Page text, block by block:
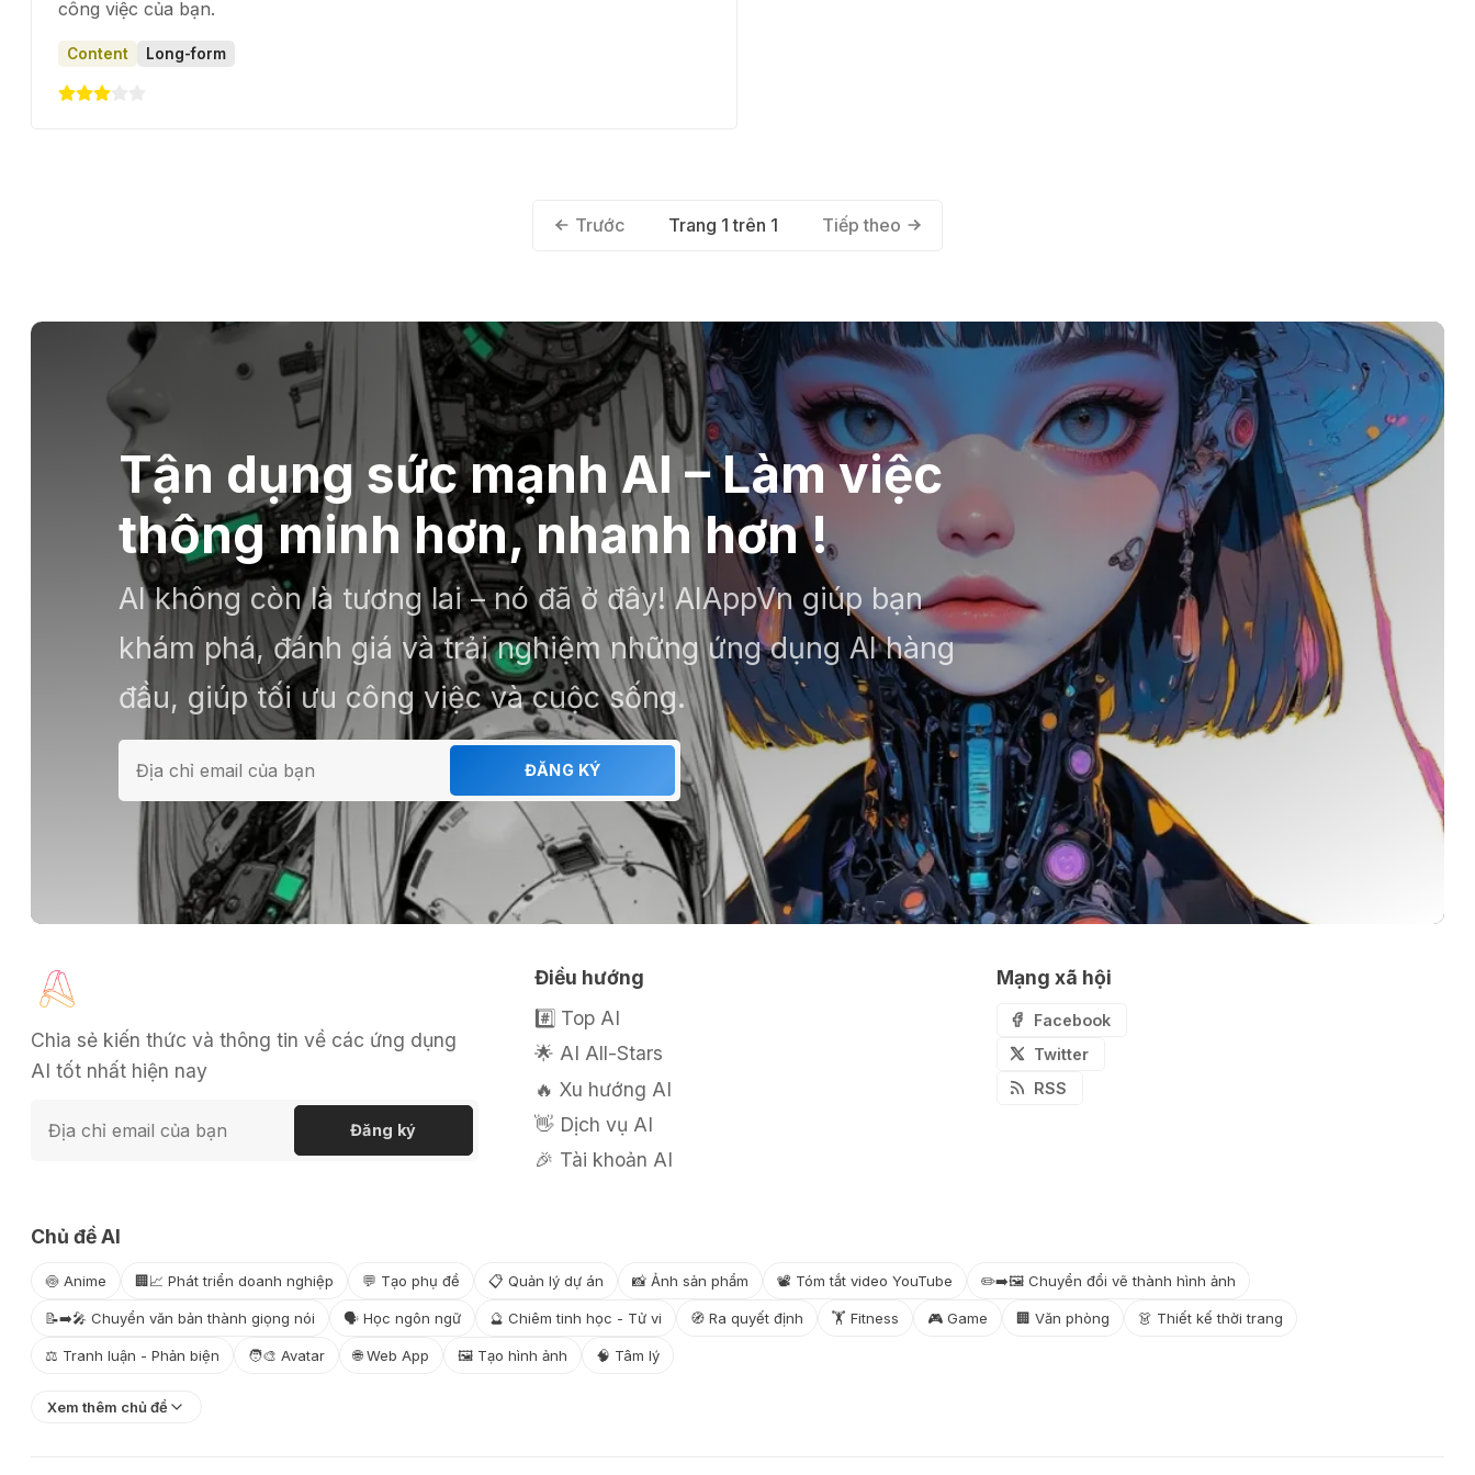
công việc của bạn.
Content Long-form
Trước Trang 1 trên 1 Tiếp theo
Tận dụng sức mạnh AI – Làm việc
thông minh hơn, nhanh hơn !
AI không còn là tương lai – nó đã ở đây! AIAppVn giúp bạn
khám phá, đánh giá và trải nghiệm những ứng dụng AI hàng
đầu, giúp tối ưu công việc và cuộc sống.
ĐĂNG KÝ
Chia sẻ kiến thức và thông tin về các ứng dụng
AI tốt nhất hiện nay
Đăng ký
Điều hướng
#️⃣ Top AI
🌟 AI All-Stars
🔥 Xu hướng AI
👋 Dịch vụ AI
🎉 Tài khoản AI
Mạng xã hội
Facebook
Twitter
RSS
Chủ đề AI
🍥 Anime 🏢📈 Phát triển doanh nghiệp 💬 Tạo phụ đề 📋 Quản lý dự án 📸 Ảnh sản phẩm 📽️ Tóm tắt video YouTube ✏️➡️🖼️ Chuyển đổi vẽ thành hình ảnh
📝➡️🎤 Chuyển văn bản thành giọng nói 🗣️ Học ngôn ngữ 🔮 Chiêm tinh học - Tử vi 🧭 Ra quyết định 🏋️ Fitness 🎮 Game 🏢 Văn phòng 👗 Thiết kế thời trang
⚖️ Tranh luận - Phản biện 🧑‍🎨 Avatar 🌐 Web App 🖼️ Tạo hình ảnh 🧠 Tâm lý
Xem thêm chủ đề